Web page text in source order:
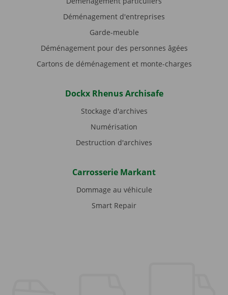
Déménagement d'entreprises
Garde-meuble
Déménagement pour des personnes âgées
Cartons de déménagement et monte-charges
Dockx Rhenus Archisafe
Stockage d'archives
Numérisation
Destruction d'archives
Carrosserie Markant
Dommage au véhicule
Smart Repair